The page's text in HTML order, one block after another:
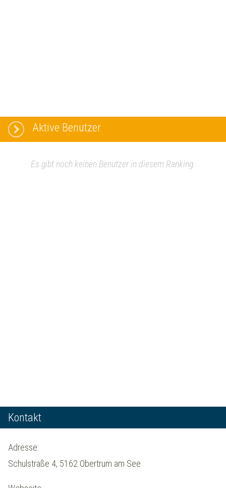
Aktive Benutzer
Es gibt noch keinen Benutzer in diesem Ranking.
Kontakt
Adresse:
Schulstraße 4, 5162 Obertrum am See